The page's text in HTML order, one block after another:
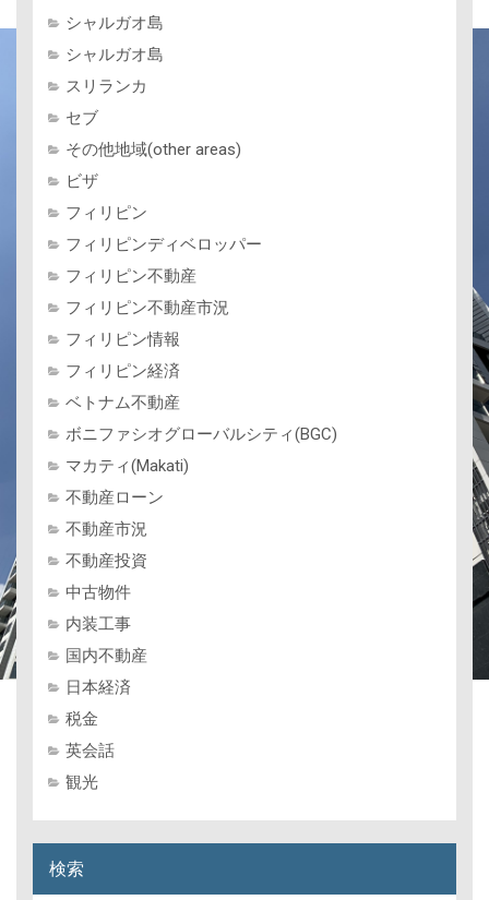
シャルガオ島
シャルガオ島
スリランカ
セブ
その他地域(other areas)
ビザ
フィリピン
フィリピンディベロッパー
フィリピン不動産
フィリピン不動産市況
フィリピン情報
フィリピン経済
ベトナム不動産
ボニファシオグローバルシティ(BGC)
マカティ(Makati)
不動産ローン
不動産市況
不動産投資
中古物件
内装工事
国内不動産
日本経済
税金
英会話
観光
検索